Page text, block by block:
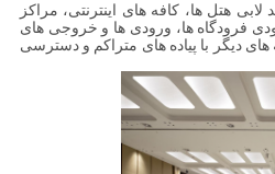
لابی هتل ها، کافه های اینترنتی، مراکز
فرودگاه ها، ورودی ها و خروجی های
دیگر با پیاده های متراکم و دسترسی